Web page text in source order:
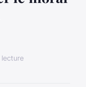
lecture